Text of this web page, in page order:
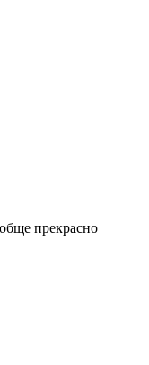
прекрасно